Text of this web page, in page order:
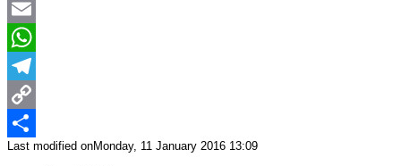
Reddit
Email
WhatsApp
Telegram
Copy
Link
Share
Last modified onMonday, 11 January 2016 13:09